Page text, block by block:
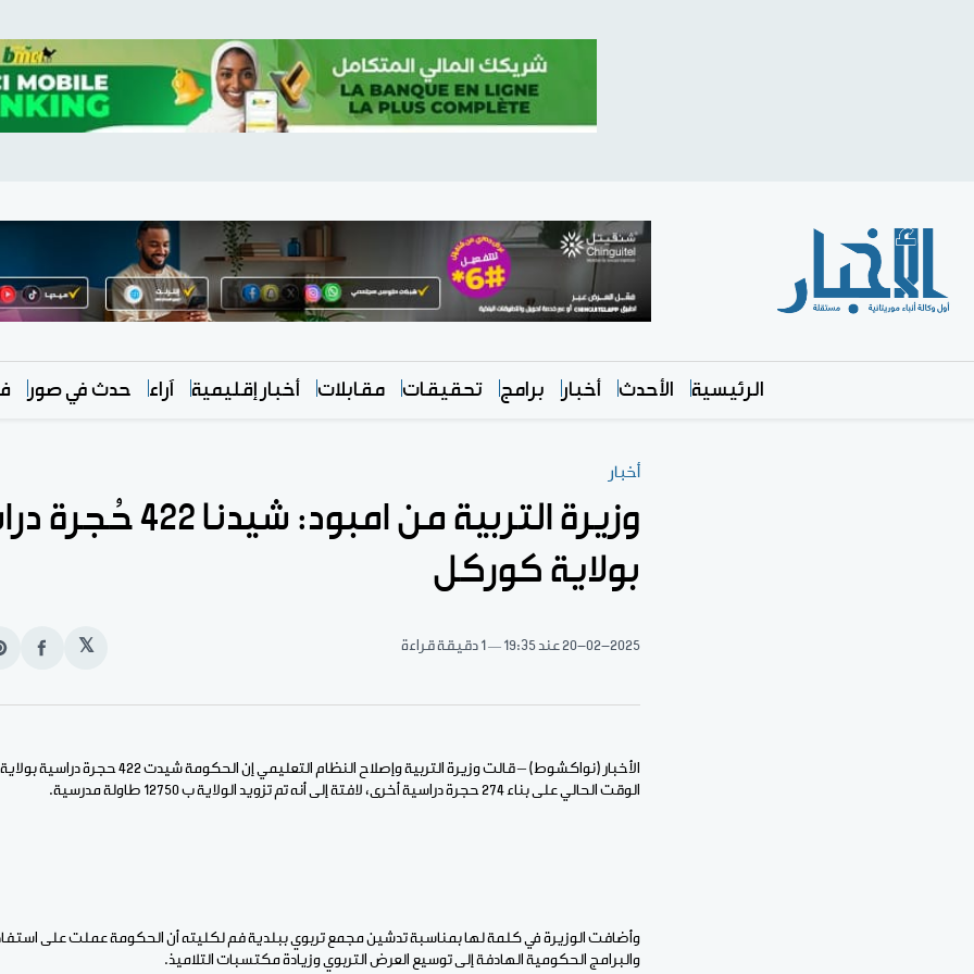
الرئيسية الأحدث أخبار برامج تحقيقات مقابلات أخبار إقليمية آراء حدث في صور
أخبار
وزيرة التربية من امبود:
بولاية كوركل
20-02-2025عند 19:35 1 دقيقة قراءة 𝕏
انشر
الأخبار (نواكشوط) – قالت وزيرة التربية وإصلاح النظام
الوقت الحالي على بناء 274 حجرة دراسية أخرى، لافتة إلى أنه تم تزويد الولاية ب 12750 طاولة مدرسية.
وأضافت الوزيرة في كلمة لها بمناسبة تدشين مجمع تربوي ببلدية فم لكليته أن الحكومة عملت على
والبرامج الحكومية الهادفة إلى توسيع العرض التربوي وزيادة مكتسبات التلاميذ.